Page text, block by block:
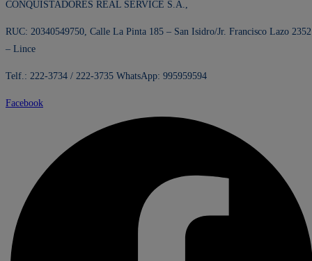
CONQUISTADORES REAL SERVICE S.A.,
RUC: 20340549750, Calle La Pinta 185 – San Isidro/Jr. Francisco Lazo 2352
– Lince
Telf.: 222-3734 / 222-3735 WhatsApp: 995959594
Facebook